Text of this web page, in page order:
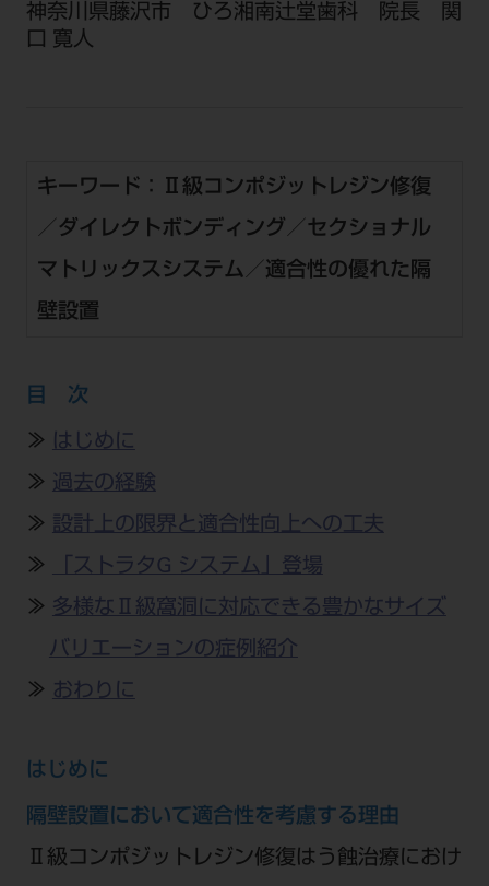
神奈川県藤沢市 ひろ湘南辻堂歯科 院長 関
口 寛人
キーワード：Ⅱ級コンポジットレジン修復
／ダイレクトボンディング／セクショナル
マトリックスシステム／適合性の優れた隔
壁設置
目 次
≫
はじめに
≫ 過去の経験
≫ 設計上の限界と適合性向上への工夫
≫
「ストラタG システム」登場
≫ 多様なⅡ級窩洞に対応できる豊かなサイズ
バリエーションの症例紹介
≫ おわりに
はじめに
隔壁設置において適合性を考慮する理由
Ⅱ級コンポジットレジン修復はう蝕治療におけ
IT商品
オンラインカタログ InternetDO
モリタ友の会無料会員登録
商品に関するお問い合わせ
Q&A
歯科助手
学会・研究会
歯科開業への道
DENTAL OFFICE セレクション
勤務医会員
ログイン
高齢者歯科
pd style
はじめての方へ
pdとは
院内ツアー
DMR（ディーエムアール）
モリタカレンダー
ニュース
SNS
ショールーム
全国のショールーム
宮城
東京
愛知
大阪
京都
Dental Plaza Tokyo
MDSC
Digital Seminar
見学予約
メールでのお問い合わせはこちら
FAX /0800-222-6480
IP電話・ひかり電話は繋がらない場合がありま